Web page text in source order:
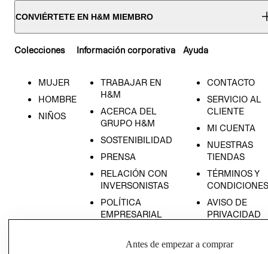
CONVIÉRTETE EN H&M MIEMBRO
Colecciones
MUJER
HOMBRE
NIÑOS
Información corporativa
TRABAJAR EN
H&M
ACERCA DEL
GRUPO H&M
SOSTENIBILIDAD
PRENSA
RELACIÓN CON
INVERSONISTAS
POLÍTICA
EMPRESARIAL
Ayuda
CONTACTO
SERVICIO AL
CLIENTE
MI CUENTA
NUESTRAS
TIENDAS
TÉRMINOS Y
CONDICIONES
AVISO DE
PRIVACIDAD
AVISO DE
Antes de empezar a comprar